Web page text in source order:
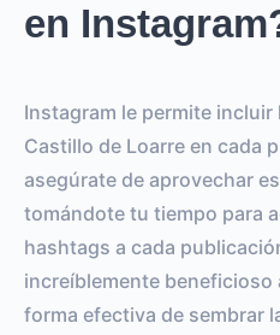
en
Instagram le permite
Castillo de Loarre en cada
asegúrate de aprovechar
tomándote tu tiempo para
hashtags a cada
increíblemente beneficioso
forma efectiva de sembrar